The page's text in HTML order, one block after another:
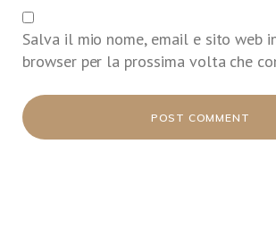
Salva il mio nome, email e sito web
browser per la prossima volta che